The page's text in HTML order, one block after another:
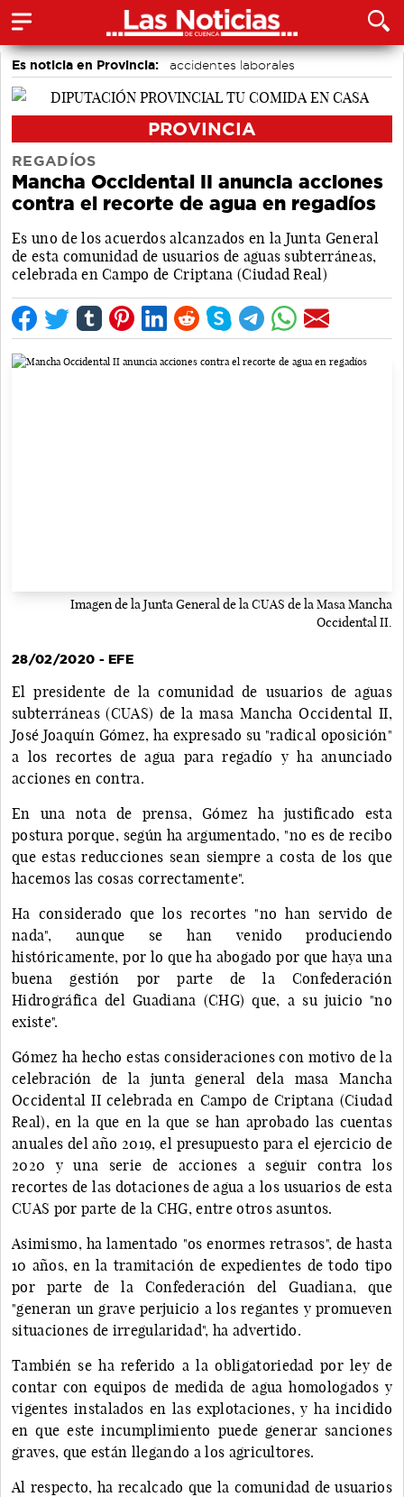
Es noticia en Provincia:
accidentes laborales
Medio Ambiente
PROVINCIA
REGADÍOS
Mancha Occidental II anuncia acciones
contra el recorte de agua en regadíos
Es uno de los acuerdos alcanzados en la Junta General
de esta comunidad de usuarios de aguas subterráneas,
celebrada en Campo de Criptana (Ciudad Real)
Imagen de la Junta General de la CUAS de la Masa Mancha
Occidental II.
28/02/2020 - EFE
El presidente de la comunidad de usuarios de aguas
subterráneas (CUAS) de la masa Mancha Occidental II,
José Joaquín Gómez, ha expresado su "radical oposición"
a los recortes de agua para regadío y ha anunciado
acciones en contra.
En una nota de prensa, Gómez ha justificado esta
postura porque, según ha argumentado, "no es de recibo
que estas reducciones sean siempre a costa de los que
hacemos las cosas correctamente".
Ha considerado que los recortes "no han servido de
nada", aunque se han venido produciendo
históricamente, por lo que ha abogado por que haya una
buena gestión por parte de la Confederación
Hidrográfica del Guadiana (CHG) que, a su juicio "no
existe".
Gómez ha hecho estas consideraciones con motivo de la
celebración de la junta general dela masa Mancha
Occidental II celebrada en Campo de Criptana (Ciudad
Real), en la que en la que se han aprobado las cuentas
anuales del año 2019, el presupuesto para el ejercicio de
2020 y una serie de acciones a seguir contra los
recortes de las dotaciones de agua a los usuarios de esta
CUAS por parte de la CHG, entre otros asuntos.
Asimismo, ha lamentado "os enormes retrasos", de hasta
10 años, en la tramitación de expedientes de todo tipo
por parte de la Confederación del Guadiana, que
"generan un grave perjuicio a los regantes y promueven
situaciones de irregularidad", ha advertido.
También se ha referido a la obligatoriedad por ley de
contar con equipos de medida de agua homologados y
vigentes instalados en las explotaciones, y ha incidido
en que este incumplimiento puede generar sanciones
graves, que están llegando a los agricultores.
Al respecto, ha recalcado que la comunidad de usuarios